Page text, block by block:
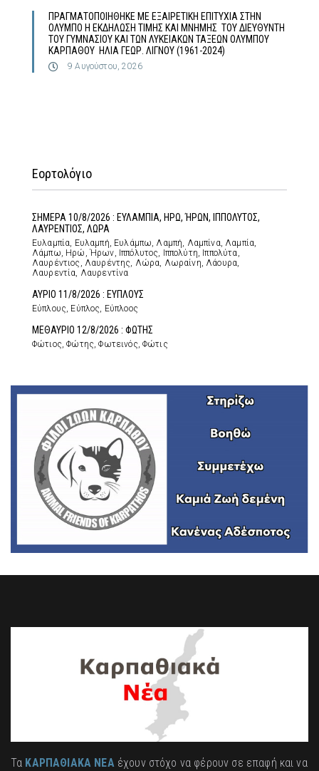
ΠΡΑΓΜΑΤΟΠΟΙΗΘΗΚΕ ΜΕ ΕΞΑΙΡΕΤΙΚΗ ΕΠΙΤΥΧΙΑ ΣΤΗΝ
ΟΛΥΜΠΟ Η ΕΚΔΗΛΩΣΗ ΤΙΜΗΣ ΚΑΙ ΜΝΗΜΗΣ ΤΟΥ ΔΙΕΥΘΥΝΤΗ
ΤΟΥ ΓΥΜΝΑΣΙΟΥ ΚΑΙ ΤΩΝ ΛΥΚΕΙΑΚΩΝ ΤΑΞΕΩΝ ΟΛΥΜΠΟΥ
ΚΑΡΠΑΘΟΥ ΗΛΙΑ ΓΕΩΡ. ΛΙΓΝΟΥ (1961-2024)
9 Αυγούστου, 2026
Εορτολόγιο
ΣΗΜΕΡΑ 10/8/2026 : ΕΥΛΑΜΠΙΑ, ΗΡΩ, ΉΡΩΝ, ΙΠΠΟΛΥΤΟΣ,
ΛΑΥΡΕΝΤΙΟΣ, ΛΩΡΑ
Ευλαμπία, Ευλαμπή, Ευλάμπω, Λαμπή, Λαμπίνα, Λαμπία,
Λάμπω, Ηρώ, Ήρων, Ιππόλυτος, Ιππολύτη, Ιππολύτα,
Λαυρέντιος, Λαυρέντης, Λώρα, Λωραίνη, Λάουρα,
Λαυρεντία, Λαυρεντίνα
ΑΥΡΙΟ 11/8/2026 : ΕΥΠΛΟΥΣ
Εύπλους, Εύπλος, Εύπλοος
ΜΕΘΑΥΡΙΟ 12/8/2026 : ΦΩΤΗΣ
Φώτιος, Φώτης, Φωτεινός, Φώτις
Τα ΚΑΡΠΑΘΙΑΚΑ ΝΕΑέχουν στόχο να φέρουν σε επαφή και να